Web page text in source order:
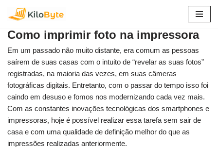
para
o
conteúdo
Como imprimir foto na impressora
Em um passado não muito distante, era comum as pessoas
saírem de suas casas com o intuito de “revelar as suas fotos”
registradas, na maioria das vezes, em suas câmeras
fotográficas digitais. Entretanto, com o passar do tempo isso foi
caindo em desuso e fomos nos modernizando cada vez mais.
Com as constantes inovações tecnológicas dos smartphones e
impressoras, hoje é possível realizar essa tarefa sem sair de
casa e com uma qualidade de definição melhor do que as
impressões realizadas anteriormente.